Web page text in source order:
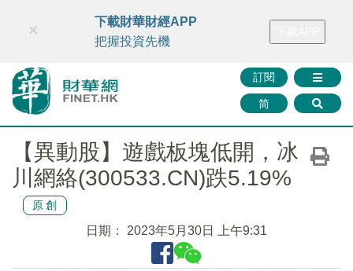
財華智庫網 FINTV FINMETA 財華證券 媒體矩陣
訂閱
简
×
下載財華財經APP
把握投資先機
【異動股】遊戲板塊低開，冰
川網絡(300533.CN)跌5.19%
原創
日期： 2023年5月30日 上午9:31